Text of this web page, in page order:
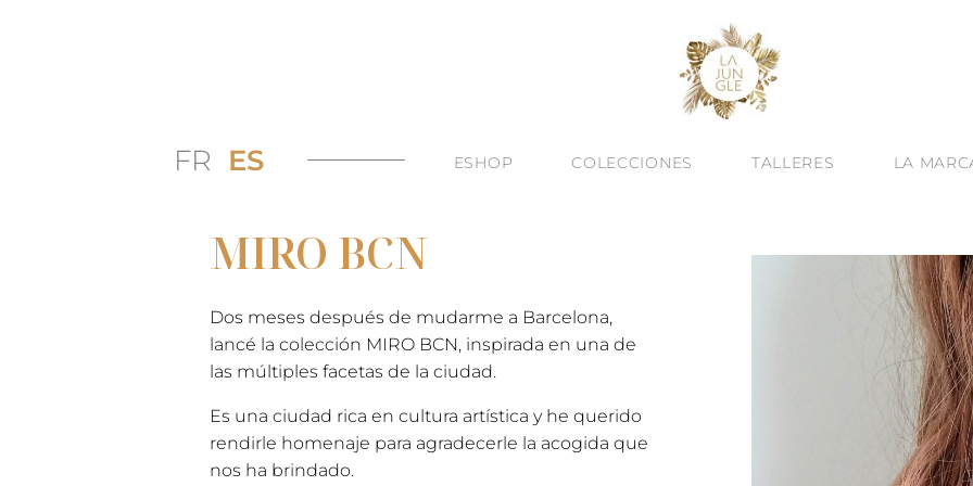
FR ES ESHOP COLECCIONES TALLERES LA
MIRO BCN
Dos meses después de mudarme a Barcelona,
lancé la colección MIRO BCN, inspirada en una de
las múltiples facetas de la ciudad.
Es una ciudad rica en cultura artística y he querido
rendirle homenaje para agradecerle la acogida que
nos ha brindado.